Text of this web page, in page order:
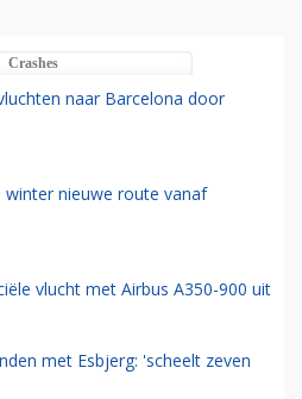
Crashes
naar Barcelona door
nieuwe route vanaf
vlucht met Airbus A350-900 uit
met Esbjerg: 'scheelt zeven